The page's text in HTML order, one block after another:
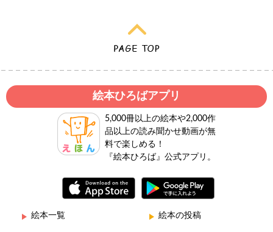
絵本ひろばアプリ
5,000冊以上の絵本や2,000作
品以上の読み聞かせ動画が無
料で楽しめる！
『絵本ひろば』公式アプリ。
絵本一覧 絵本の投稿